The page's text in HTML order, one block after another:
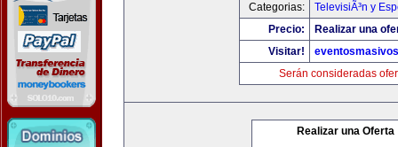
Categorias:
TelevisiÃ³n y
Precio:
Realizar una
Visitar!
Serán consideradas
Realizar una Oferta